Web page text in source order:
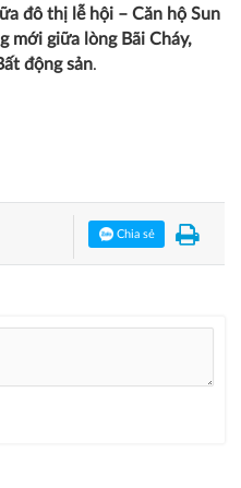
đô thị lễ hội – Căn hộ Sun
mới giữa lòng Bãi Cháy,
động sản.
Chia sẻ